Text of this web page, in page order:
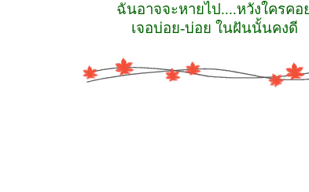
ฉันอาจจะหายไป....หวังใครคอ
เจอบ่อย-บ่อย ในฝันนั้นคงดี